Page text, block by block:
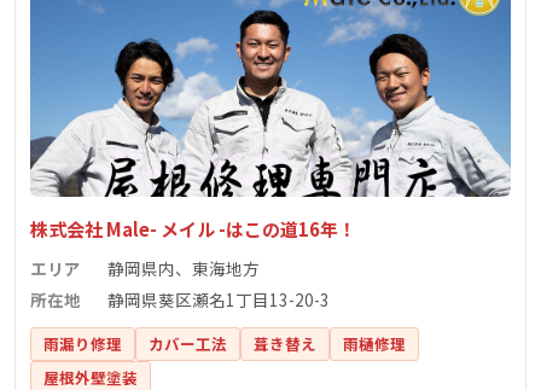
株式会社 Male- メイル -はこの道16年！
エリア
静岡県内、東海地方
所在地
静岡県葵区瀬名1丁目13-20-3
雨漏り修理 カバー工法 葺き替え
雨樋修理
屋根外壁塗装